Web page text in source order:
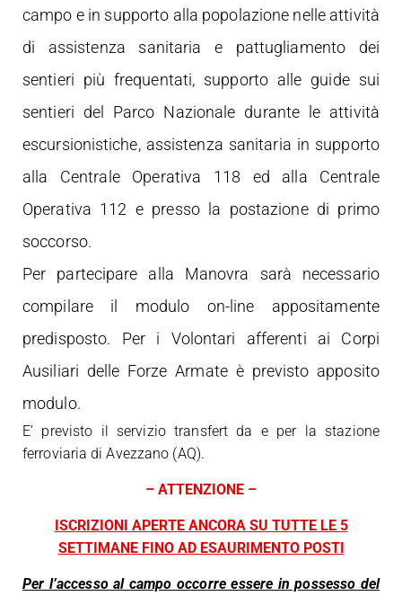
campo e in supporto alla popolazione nelle attività
di assistenza sanitaria e pattugliamento dei
sentieri più frequentati, supporto alle guide sui
sentieri del Parco Nazionale durante le attività
escursionistiche, assistenza sanitaria in supporto
alla Centrale Operativa 118 ed alla Centrale
Operativa 112 e presso la postazione di primo
soccorso.
Per partecipare alla Manovra sarà necessario
compilare il modulo on-line appositamente
predisposto. Per i Volontari afferenti ai Corpi
Ausiliari delle Forze Armate è previsto apposito
modulo.
E’ previsto il servizio transfert da e per la stazione
ferroviaria di Avezzano (AQ).
– ATTENZIONE –
ISCRIZIONI APERTE ANCORA SU TUTTE LE 5
SETTIMANE FINO AD ESAURIMENTO POSTI
Per l’accesso al campo occorre essere in possesso del